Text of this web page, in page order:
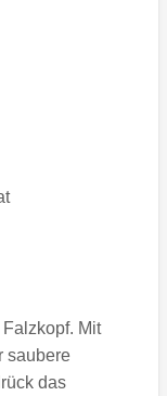
Mit
saubere
das